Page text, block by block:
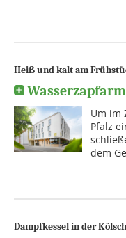
Heiß und kalt am
Um im
Pfalz
dem
Dampfkessel in der